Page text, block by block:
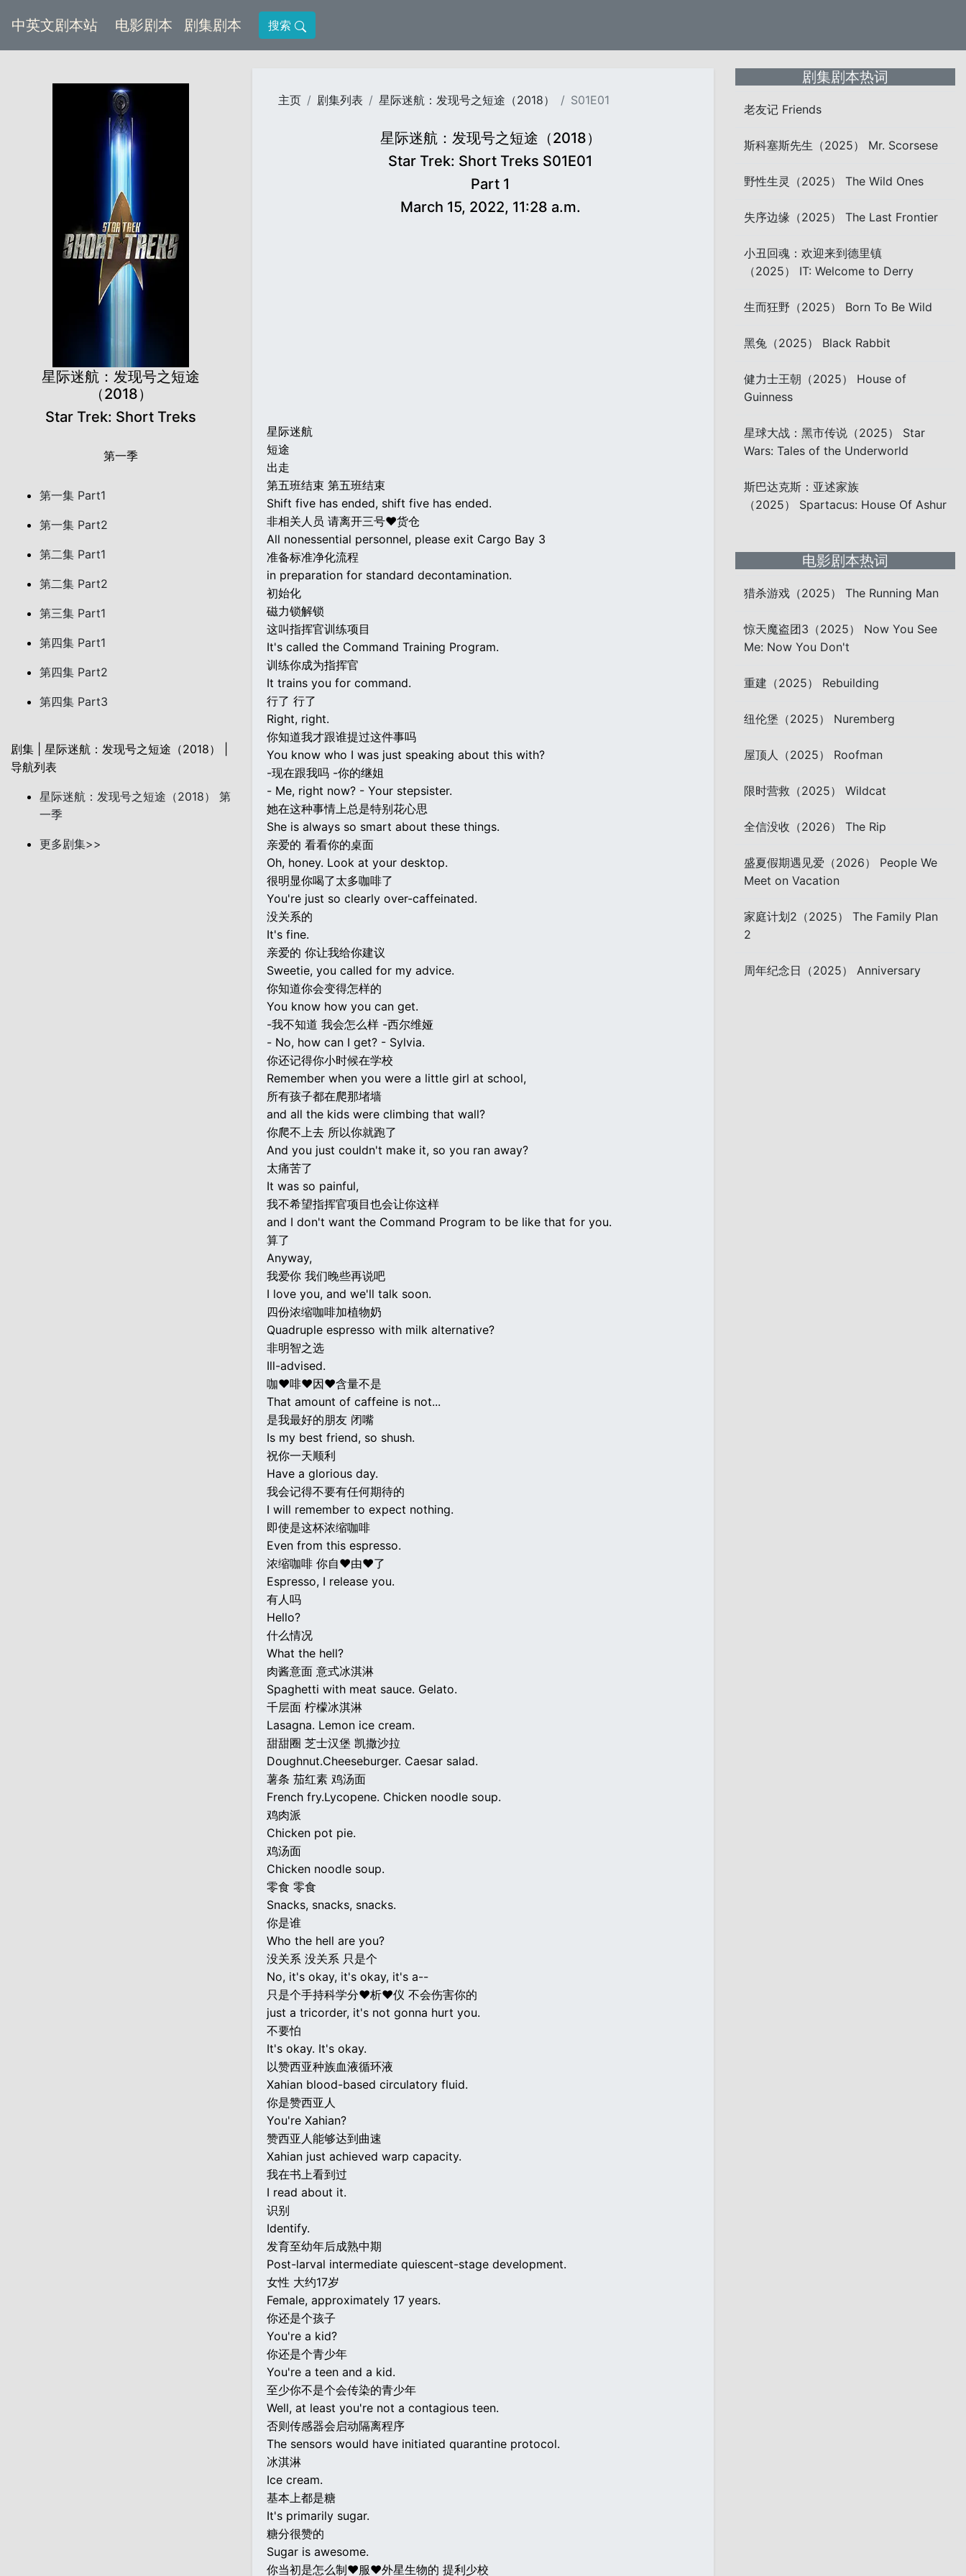
中英文剧本站 电影剧本 (current)
剧集剧本 (current)
搜索
星际迷航：发现号之短途
（2018）
Star Trek: Short Treks
第一季
第一集 Part1
第一集 Part2
第二集 Part1
第二集 Part2
第三集 Part1
第四集 Part1
第四集 Part2
第四集 Part3
剧集 | 星际迷航：发现号之短途（2018） |
导航列表
星际迷航：发现号之短途（2018） 第
一季
更多剧集>>
主页 剧集列表 星际迷航：发现号之短途（2018） S01E01
星际迷航：发现号之短途（2018）
Star Trek: Short Treks S01E01
Part 1
March 15, 2022, 11:28 a.m.
星际迷航
短途
出走
第五班结束 第五班结束
Shift five has ended, shift five has ended.
非相关人员 请离开三号♥货仓
All nonessential personnel, please exit Cargo Bay 3
准备标准净化流程
in preparation for standard decontamination.
初始化
磁力锁解锁
这叫指挥官训练项目
It's called the Command Training Program.
训练你成为指挥官
It trains you for command.
行了 行了
Right, right.
你知道我才跟谁提过这件事吗
You know who I was just speaking about this with?
-现在跟我吗 -你的继姐
- Me, right now? - Your stepsister.
她在这种事情上总是特别花心思
She is always so smart about these things.
亲爱的 看看你的桌面
Oh, honey. Look at your desktop.
很明显你喝了太多咖啡了
You're just so clearly over-caffeinated.
没关系的
It's fine.
亲爱的 你让我给你建议
Sweetie, you called for my advice.
你知道你会变得怎样的
You know how you can get.
-我不知道 我会怎么样 -西尔维娅
- No, how can I get? - Sylvia.
你还记得你小时候在学校
Remember when you were a little girl at school,
所有孩子都在爬那堵墙
and all the kids were climbing that wall?
你爬不上去 所以你就跑了
And you just couldn't make it, so you ran away?
太痛苦了
It was so painful,
我不希望指挥官项目也会让你这样
and I don't want the Command Program to be like that for you.
算了
Anyway,
我爱你 我们晚些再说吧
I love you, and we'll talk soon.
四份浓缩咖啡加植物奶
Quadruple espresso with milk alternative?
非明智之选
Ill-advised.
咖♥啡♥因♥含量不是
That amount of caffeine is not...
是我最好的朋友 闭嘴
Is my best friend, so shush.
祝你一天顺利
Have a glorious day.
我会记得不要有任何期待的
I will remember to expect nothing.
即使是这杯浓缩咖啡
Even from this espresso.
浓缩咖啡 你自♥由♥了
Espresso, I release you.
有人吗
Hello?
什么情况
What the hell?
肉酱意面 意式冰淇淋
Spaghetti with meat sauce. Gelato.
千层面 柠檬冰淇淋
Lasagna. Lemon ice cream.
甜甜圈 芝士汉堡 凯撒沙拉
Doughnut.Cheeseburger. Caesar salad.
薯条 茄红素 鸡汤面
French fry.Lycopene. Chicken noodle soup.
鸡肉派
Chicken pot pie.
鸡汤面
Chicken noodle soup.
零食 零食
Snacks, snacks, snacks.
你是谁
Who the hell are you?
没关系 没关系 只是个
No, it's okay, it's okay, it's a--
只是个手持科学分♥析♥仪 不会伤害你的
just a tricorder, it's not gonna hurt you.
不要怕
It's okay. It's okay.
以赞西亚种族血液循环液
Xahian blood-based circulatory fluid.
你是赞西亚人
You're Xahian?
赞西亚人能够达到曲速
Xahian just achieved warp capacity.
我在书上看到过
I read about it.
识别
Identify.
发育至幼年后成熟中期
Post-larval intermediate quiescent-stage development.
女性 大约17岁
Female, approximately 17 years.
你还是个孩子
You're a kid?
你还是个青少年
You're a teen and a kid.
至少你不是个会传染的青少年
Well, at least you're not a contagious teen.
否则传感器会启动隔离程序
The sensors would have initiated quarantine protocol.
冰淇淋
Ice cream.
基本上都是糖
It's primarily sugar.
糖分很赞的
Sugar is awesome.
你当初是怎么制♥服♥外星生物的 提利少校
剧集剧本热词
老友记 Friends
斯科塞斯先生（2025） Mr. Scorsese
野性生灵（2025） The Wild Ones
失序边缘（2025） The Last Frontier
小丑回魂：欢迎来到德里镇
（2025） IT: Welcome to Derry
生而狂野（2025） Born To Be Wild
黑兔（2025） Black Rabbit
健力士王朝（2025） House of
Guinness
星球大战：黑市传说（2025） Star
Wars: Tales of the Underworld
斯巴达克斯：亚述家族
（2025） Spartacus: House Of Ashur
电影剧本热词
猎杀游戏（2025） The Running Man
惊天魔盗团3（2025） Now You See
Me: Now You Don't
重建（2025） Rebuilding
纽伦堡（2025） Nuremberg
屋顶人（2025） Roofman
限时营救（2025） Wildcat
全信没收（2026） The Rip
盛夏假期遇见爱（2026） People We
Meet on Vacation
家庭计划2（2025） The Family Plan
2
周年纪念日（2025） Anniversary